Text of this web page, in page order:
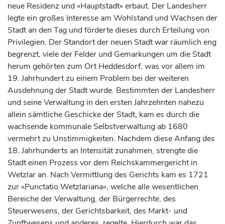
neue Residenz und »Hauptstadt« erbaut. Der Landesherr
legte ein großes Interesse am Wohlstand und Wachsen der
Stadt an den Tag und förderte dieses durch Erteilung von
Privilegien. Der Standort der neuen Stadt war räumlich eng
begrenzt, viele der Felder und Gemarkungen um die Stadt
herum gehörten zum Ort Heddesdorf, was vor allem im
19. Jahrhundertzu einem Problem bei der weiteren
Ausdehnung der Stadt wurde. Bestimmten der Landesherr
und seine Verwaltung in den ersten Jahrzehnten nahezu
allein sämtliche Geschicke der Stadt, kam es durch die
wachsende kommunale Selbstverwaltung ab 1680
vermehrt zu Unstimmigkeiten. Nachdem diese Anfang des
18. Jahrhunderts an Intensität zunahmen, strengte die
Stadt einen Prozess vor dem Reichskammergericht in
Wetzlar an. Nach Vermittlung des Gerichts kam es 1721
zur »Punctatio Wetzlariana«, welche alle wesentlichen
Bereiche der Verwaltung, der Bürgerrechte, des
Steuerwesens, der Gerichtsbarkeit, des Markt- und